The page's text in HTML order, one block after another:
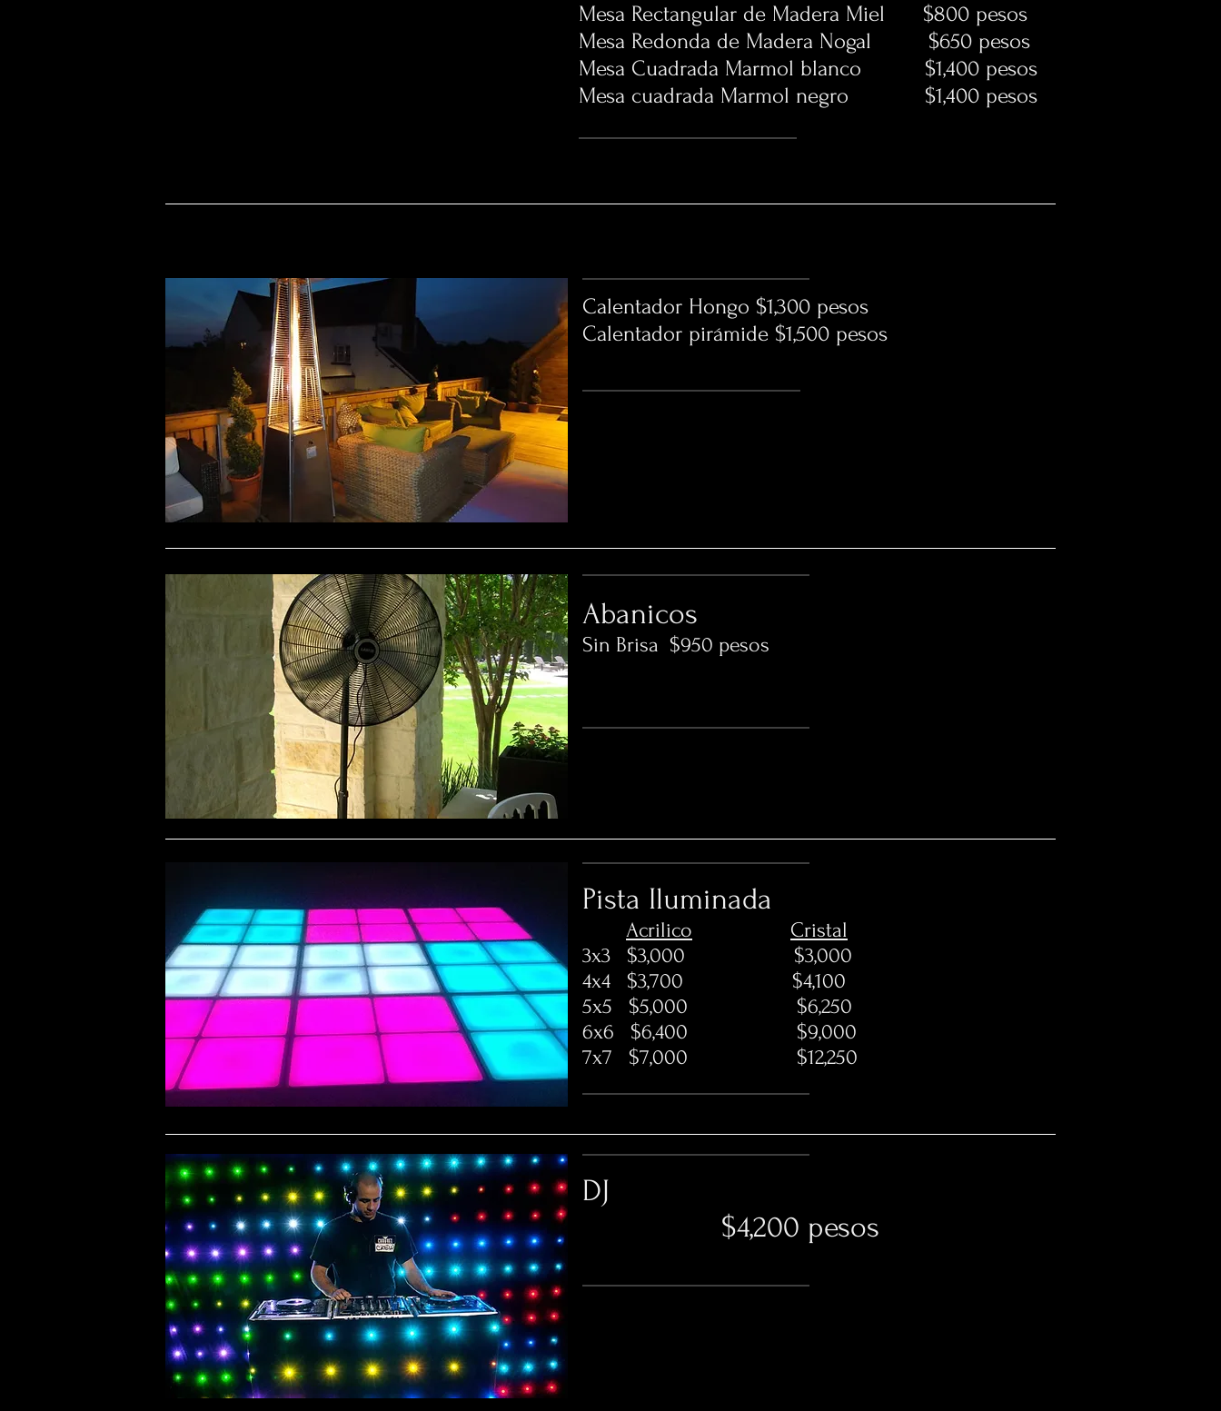
Mesa Rectangular de Madera Miel $800 pesos
Mesa Redonda de Madera Nogal $650 pesos
Mesa Cuadrada Marmol blanco $1,400 pesos
Mesa cuadrada Marmol negro $1,400 pesos
Calentador Hongo $1,300 pesos
Calentador pirámide $1,500 pesos
Abanicos
Sin Brisa $950 pesos
Pista Iluminada
Acrilico
Cristal
3x3 $3,000 $3,000
4x4 $3,700 $4,100
5x5 $5,000 $6,250
6x6 $6,400 $9,000
7x7 $7,000 $12,250
DJ
$4,200 pesos